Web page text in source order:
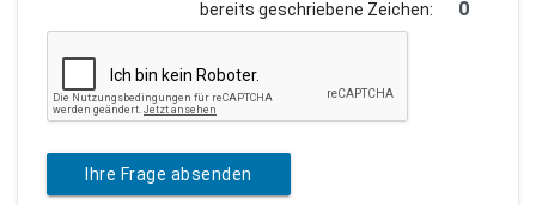
bereits geschriebene Zeichen:
Ihre Frage absenden